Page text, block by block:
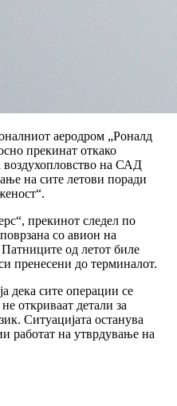
аеродром „Роналд
прекинат откако
воздухопловство на САД
на сите летови поради
прекинот следел по
со авион на
Патниците од летот биле
пренесени до терминалот.
дека сите операции се
откриваат детали за
Ситуацијата останува
работат на утврдување на